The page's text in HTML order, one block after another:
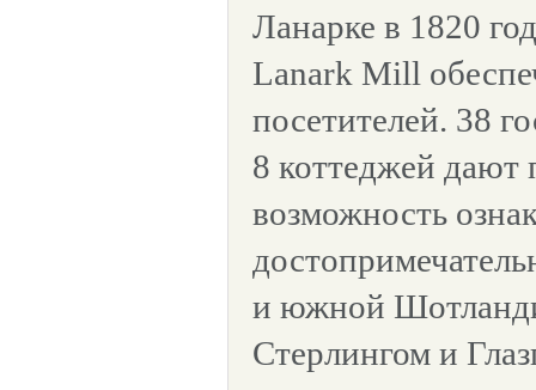
Ланарке в 1820
Lanark Mill
посетителей. 38
8 коттеджей дают
возможность
и южной
Стерлингом и